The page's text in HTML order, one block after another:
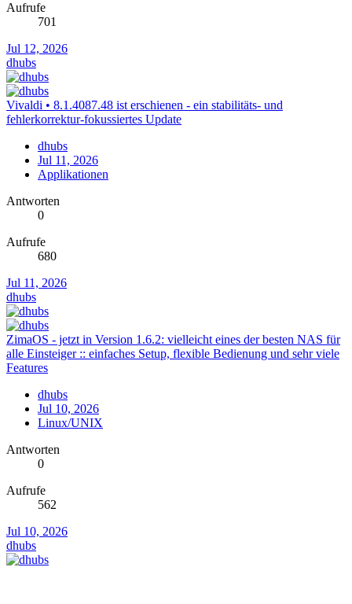
Aufrufe
701
Jul 12, 2026
dhubs
Vivaldi • 8.1.4087.48 ist erschienen - ein stabilitäts- und
fehlerkorrektur-fokussiertes Update
dhubs
Jul 11, 2026
Applikationen
Antworten
0
Aufrufe
680
Jul 11, 2026
dhubs
ZimaOS - jetzt in Version 1.6.2: vielleicht eines der besten NAS für
alle Einsteiger :: einfaches Setup, flexible Bedienung und sehr viele
Features
dhubs
Jul 10, 2026
Linux/UNIX
Antworten
0
Aufrufe
562
Jul 10, 2026
dhubs